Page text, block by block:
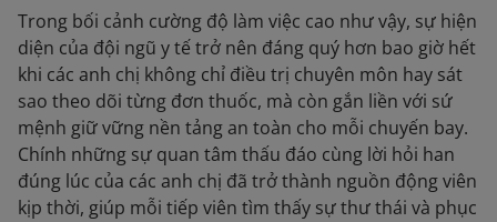
Trong bối cảnh cường độ làm việc cao như vậy, sự hiện
diện của đội ngũ y tế trở nên đáng quý hơn bao giờ hết
khi các anh chị không chỉ điều trị chuyên môn hay sát
sao theo dõi từng đơn thuốc, mà còn gắn liền với sứ
mệnh giữ vững nền tảng an toàn cho mỗi chuyến bay.
Chính những sự quan tâm thấu đáo cùng lời hỏi han
đúng lúc của các anh chị đã trở thành nguồn động viên
kịp thời, giúp mỗi tiếp viên tìm thấy sự thư thái và phục